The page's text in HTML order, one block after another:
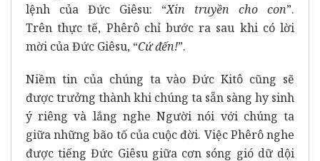
lệnh của Đức Giêsu: “Xin truyền cho con”.
Trên thực tế, Phêrô chỉ bước ra sau khi có lời
mời của Đức Giêsu, “Cứ đến!”.
Niềm tin của chúng ta vào Đức Kitô cũng sẽ
được trưởng thành khi chúng ta sẵn sàng hy sinh
ý riêng và lắng nghe Người nói với chúng ta
giữa những bão tố của cuộc đời. Việc Phêrô nghe
được tiếng Đức Giêsu giữa cơn sóng gió dữ dội